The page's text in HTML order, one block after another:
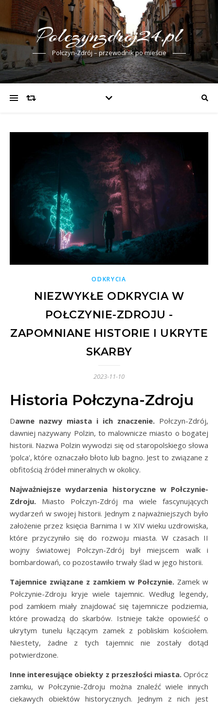
Polczynzdroj24.pl
Połczyn-Zdrój – przewodnik po mieście
ODKRYCIA
NIEZWYKŁE ODKRYCIA W
POŁCZYNIE-ZDROJU -
ZAPOMNIANE HISTORIE I UKRYTE
SKARBY
2023-11-10
Historia Połczyna-Zdroju
Dawne nazwy miasta i ich znaczenie. Połczyn-Zdrój,
dawniej nazywany Polzin, to malownicze miasto o bogatej
historii. Nazwa Polzin wywodzi się od staropolskiego słowa
'polca', które oznaczało błoto lub bagno. Jest to związane z
obfitością źródeł mineralnych w okolicy.
Najważniejsze wydarzenia historyczne w Połczynie-
Zdroju. Miasto Połczyn-Zdrój ma wiele fascynujących
wydarzeń w swojej historii. Jednym z najważniejszych było
założenie przez księcia Barnima I w XIV wieku uzdrowiska,
które przyczyniło się do rozwoju miasta. W czasach II
wojny światowej Połczyn-Zdrój był miejscem walk i
bombardowań, co pozostawiło trwały ślad w jego historii.
Tajemnice związane z zamkiem w Połczynie. Zamek w
Połczynie-Zdroju kryje wiele tajemnic. Według legendy,
pod zamkiem miały znajdować się tajemnicze podziemia,
które prowadzą do skarbów. Istnieje także opowieść o
ukrytym tunelu łączącym zamek z pobliskim kościołem.
Niestety, żadne z tych tajemnic nie zostały dotąd
potwierdzone.
Inne interesujące obiekty z przeszłości miasta.Oprócz
zamku, w Połczynie-Zdroju można znaleźć wiele innych
ciekawych obiektów historycznych. Jednym z nich jest